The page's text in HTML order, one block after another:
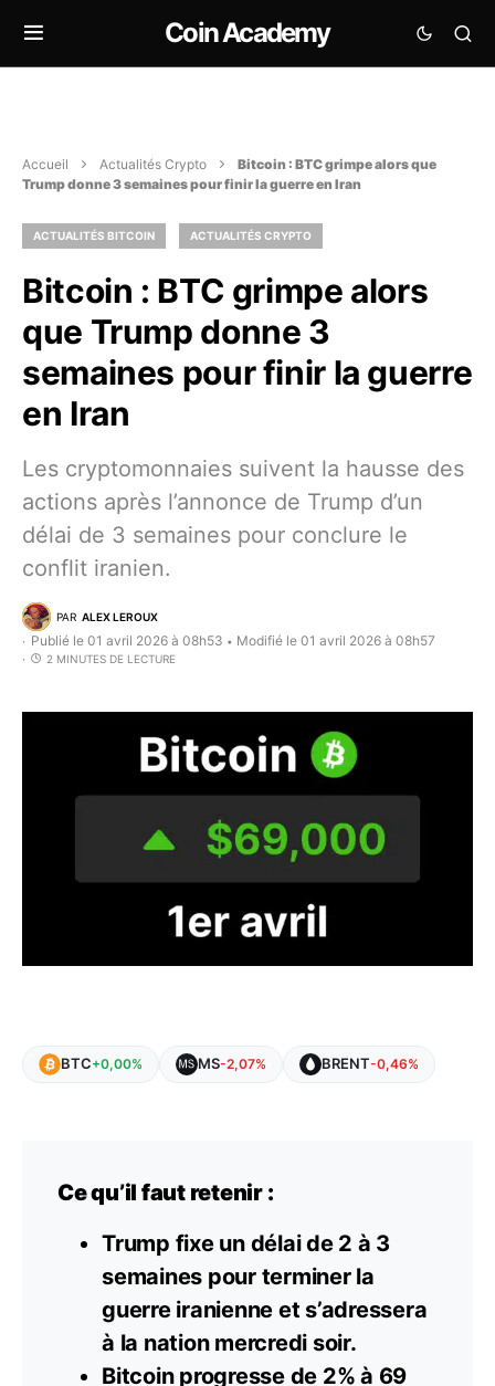
Coin Academy
Accueil Actualités Crypto
Bitcoin : BTC grimpe alors que
Trump donne 3 semaines pour finir la guerre en Iran
ACTUALITÉS BITCOIN ACTUALITÉS CRYPTO
Bitcoin : BTC grimpe alors
que Trump donne 3
semaines pour finir la guerre
en Iran
Les cryptomonnaies suivent la hausse des
actions après l’annonce de Trump d’un
délai de 3 semaines pour conclure le
conflit iranien.
PAR ALEX LEROUX
Publié le 01 avril 2026 à 08h53 • Modifié le 01 avril 2026 à 08h57
2 MINUTES DE LECTURE
BTC+0,00% MS-2,07% BRENT-0,46%
Ce qu’il faut retenir :
Trump fixe un délai de 2 à 3
semaines pour terminer la
guerre iranienne et s’adressera
à la nation mercredi soir.
Bitcoin progresse de 2% à 69